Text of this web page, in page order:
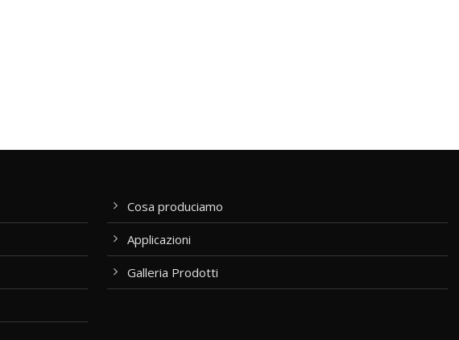
Cosa produciamo
Applicazioni
Galleria Prodotti